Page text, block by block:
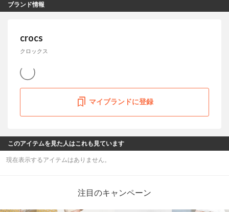
ブランド情報
crocs
クロックス
マイブランドに登録
このアイテムを見た人はこれも見ています
現在表示するアイテムはありません。
注目のキャンペーン